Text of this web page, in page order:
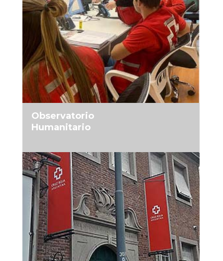
MÁS INFORMACIÓN
Observatorio
Humanitario
MÁS INFORMACIÓN